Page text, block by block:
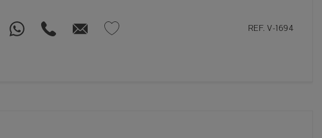
REF. V-1694